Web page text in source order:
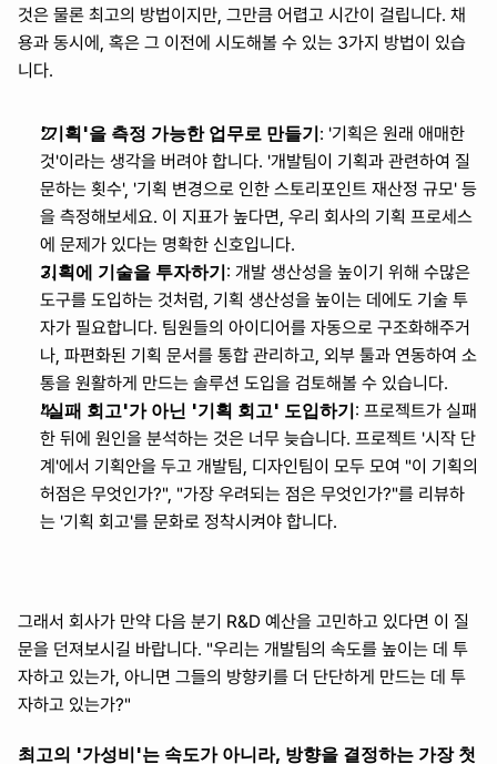
것은 물론 최고의 방법이지만, 그만큼 어렵고 시간이 걸립니다. 채
용과 동시에, 혹은 그 이전에 시도해볼 수 있는 3가지 방법이 있습
니다.
'기획'을 측정 가능한 업무로 만들기: '기획은 원래 애매한
것'이라는 생각을 버려야 합니다. '개발팀이 기획과 관련하여 질
문하는 횟수', '기획 변경으로 인한 스토리포인트 재산정 규모' 등
을 측정해보세요. 이 지표가 높다면, 우리 회사의 기획 프로세스
에 문제가 있다는 명확한 신호입니다.
기획에 기술을 투자하기: 개발 생산성을 높이기 위해 수많은
도구를 도입하는 것처럼, 기획 생산성을 높이는 데에도 기술 투
자가 필요합니다. 팀원들의 아이디어를 자동으로 구조화해주거
나, 파편화된 기획 문서를 통합 관리하고, 외부 툴과 연동하여 소
통을 원활하게 만드는 솔루션 도입을 검토해볼 수 있습니다.
'실패 회고'가 아닌 '기획 회고' 도입하기: 프로젝트가 실패
한 뒤에 원인을 분석하는 것은 너무 늦습니다. 프로젝트 '시작 단
계'에서 기획안을 두고 개발팀, 디자인팀이 모두 모여 "이 기획의
허점은 무엇인가?", "가장 우려되는 점은 무엇인가?"를 리뷰하
는 '기획 회고'를 문화로 정착시켜야 합니다.
그래서 회사가 만약 다음 분기 R&D 예산을 고민하고 있다면 이 질
문을 던져보시길 바랍니다. "우리는 개발팀의 속도를 높이는 데 투
자하고 있는가, 아니면 그들의 방향키를 더 단단하게 만드는 데 투
자하고 있는가?"
최고의 '가성비'는 속도가 아니라, 방향을 결정하는 가장 첫